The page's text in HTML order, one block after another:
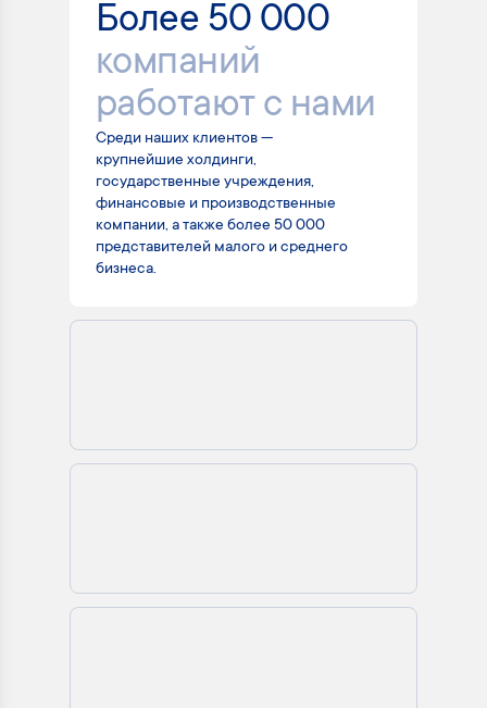
Более 50 000
компаний
работают с нами
Среди наших клиентов —
крупнейшие холдинги,
государственные учреждения,
финансовые и производственные
компании, а также более 50 000
представителей малого и среднего
бизнеса.